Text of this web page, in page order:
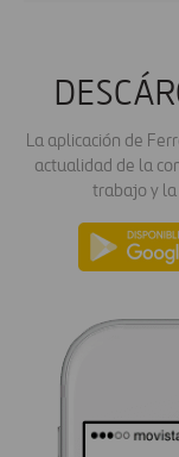
La aplicación de
actualidad de la
trabajo y la